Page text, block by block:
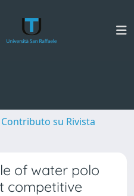
Contributo su Rivista
of water polo
competitive